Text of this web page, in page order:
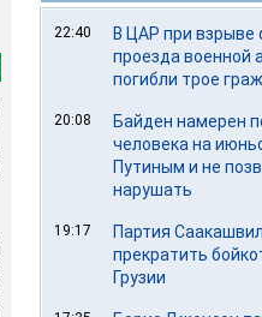
22:40
В ЦАР при взрыве
проезда военной
погибли трое
20:08
Байден намерен
человека на
Путиным и не
нарушать
19:17
Партия
прекратить
Грузии